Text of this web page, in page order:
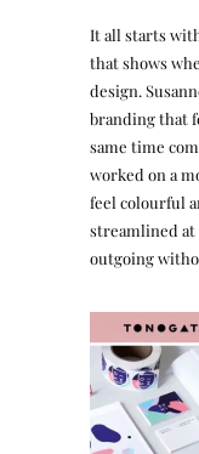
It all starts
that shows
design.
branding that
same time
worked on a
feel colourful
streamlined at
outgoing